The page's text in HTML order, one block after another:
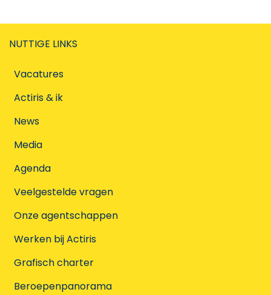
NUTTIGE LINKS
Vacatures
Actiris & ik
News
Media
Agenda
Veelgestelde vragen
Onze agentschappen
Werken bij Actiris
Grafisch charter
Beroepenpanorama